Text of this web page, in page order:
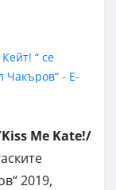
Kiss Me Kate!/
2019,